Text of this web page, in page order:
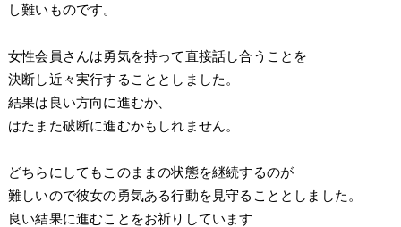
し難いものです。
女性会員さんは勇気を持って直接話し合うことを
決断し近々実行することとしました。
結果は良い方向に進むか、
はたまた破断に進むかもしれません。
どちらにしてもこのままの状態を継続するのが
難しいので彼女の勇気ある行動を見守ることとしました。
良い結果に進むことをお祈りしています